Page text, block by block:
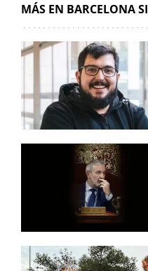
MÁS EN BARCELONA